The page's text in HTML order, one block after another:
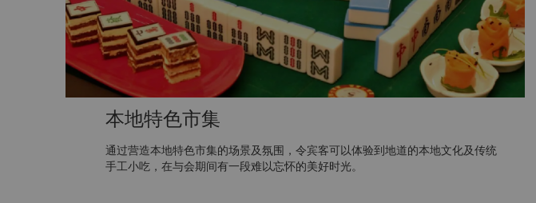
本地特色市集
通过营造本地特色市集的场景及氛围，令宾客可以体验到地道的本地文化及传统
手工小吃，在与会期间有一段难以忘怀的美好时光。